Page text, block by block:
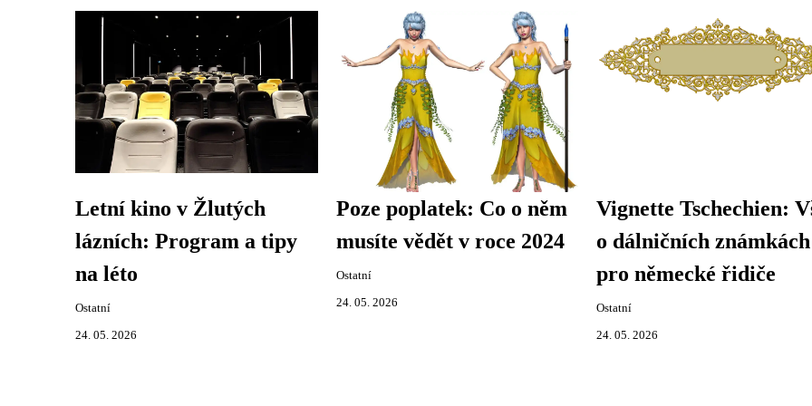
Letní kino v Žlutých
lázních: Program a tipy
na léto
Ostatní
24. 05. 2026
Poze poplatek: Co o něm
musíte vědět v roce 2024
Ostatní
24. 05. 2026
Vignette Tschechien:
o dálničních známkách
pro německé řidiče
Ostatní
24. 05. 2026